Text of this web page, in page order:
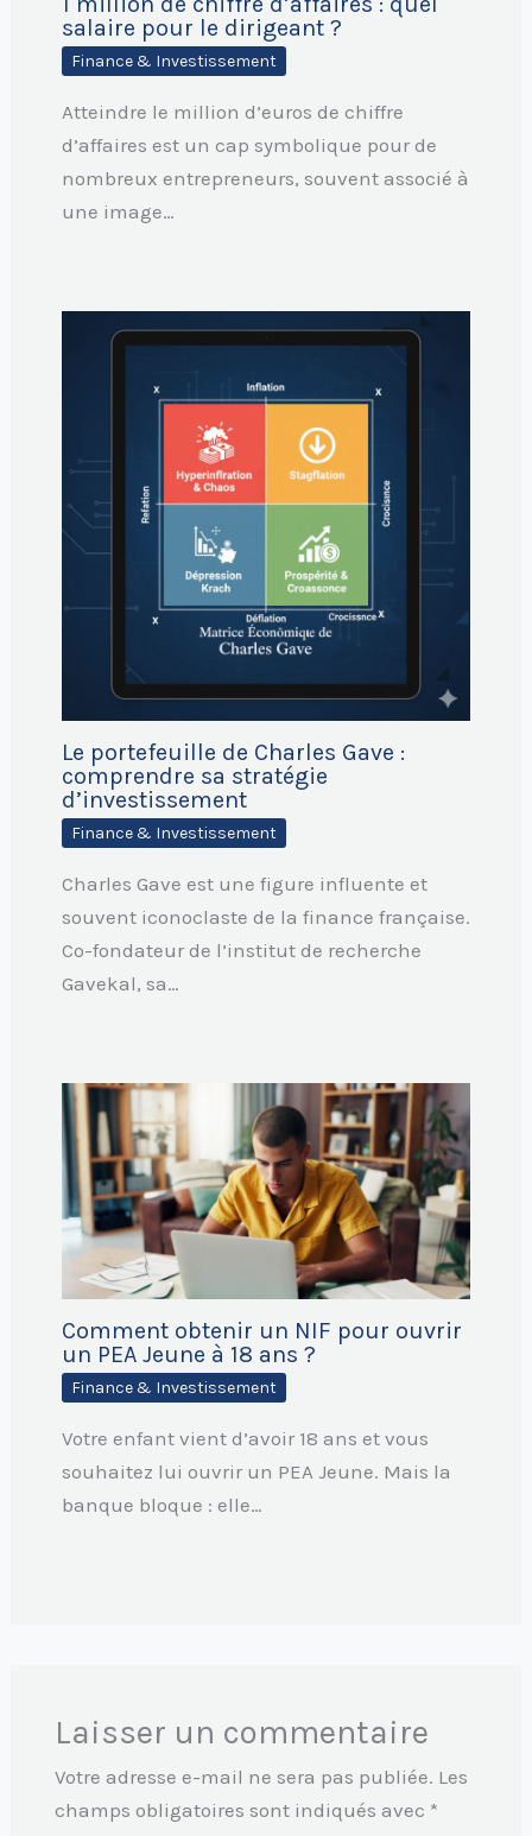
salaire pour le dirigeant ?
Finance & Investissement
Atteindre le million d’euros de chiffre
d’affaires est un cap symbolique pour de
nombreux entrepreneurs, souvent associé à
une image…
Le portefeuille de Charles Gave :
comprendre sa stratégie
d’investissement
Finance & Investissement
Charles Gave est une figure influente et
souvent iconoclaste de la finance française.
Co-fondateur de l’institut de recherche
Gavekal, sa…
Comment obtenir un NIF pour ouvrir
un PEA Jeune à 18 ans ?
Finance & Investissement
Votre enfant vient d’avoir 18 ans et vous
souhaitez lui ouvrir un PEA Jeune. Mais la
banque bloque : elle…
Laisser un commentaire
Votre adresse e-mail ne sera pas publiée. Les
champs obligatoires sont indiqués avec *